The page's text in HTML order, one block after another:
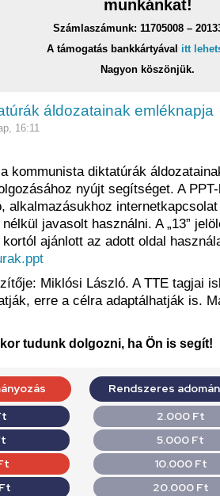
munkánkat!
Számlaszámunk: 11705008 –
A támogatás bankkártyával itt
Nagyon köszönjük.
áldozatainak emléknapja
16:11
kommunista diktatúrák
nyújt segítséget. A
alkalmazásukhoz
javasolt használni. A „13”
ajánlott az adott oldal
Miklósi László. A TTE tagjai
erre a célra adaptálhatják is.
tudunk dolgozni, ha Ön is segít!